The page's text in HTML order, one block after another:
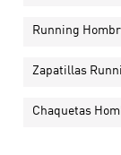
Running
Zapatillas
Chaquetas